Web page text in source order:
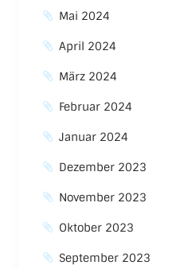
Mai 2024
April 2024
März 2024
Februar 2024
Januar 2024
Dezember 2023
November 2023
Oktober 2023
September 2023